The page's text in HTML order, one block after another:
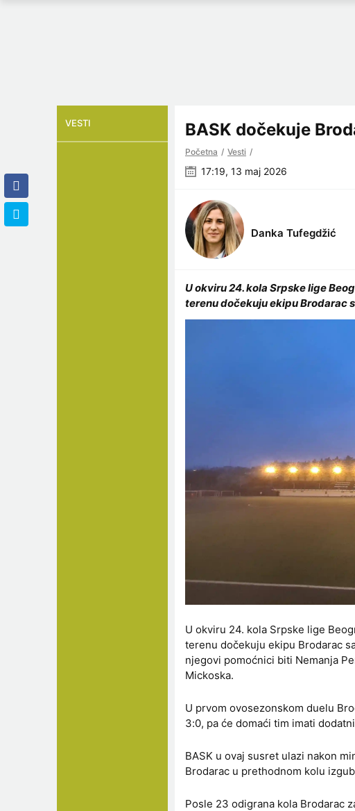
BASK dočekuje
Početna Vesti
17:19, 13 maj 2026
Danka Tufegdžić
U okviru 24. kola Srpske lige
terenu dočekuju ekipu Brodarac
U okviru 24. kola Srpske lige
terenu dočekuju ekipu Brodarac
njegovi pomoćnici biti Nemanja
Mickoska.
U prvom ovosezonskom duelu
3:0, pa će domaći tim imati
BASK u ovaj susret ulazi nakon
Brodarac u prethodnom kolu
Posle 23 odigrana kola Brodarac
VESTI